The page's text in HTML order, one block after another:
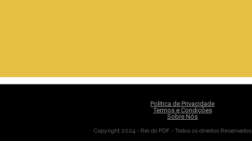
Politica de Privacidade
Termos e Condições
Sobre Nós
Copyright 2024 - Rei do PDF - Todos os direitos Reservados